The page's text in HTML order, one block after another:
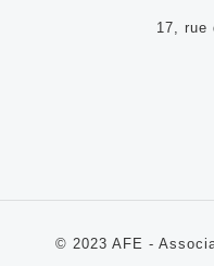
17, rue
© 2023 AFE -